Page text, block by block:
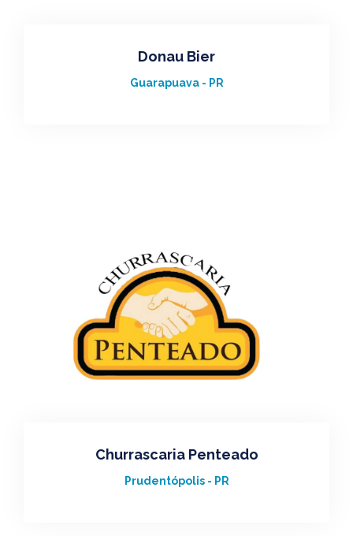
Donau Bier
Guarapuava - PR
Churrascaria Penteado
Prudentópolis - PR